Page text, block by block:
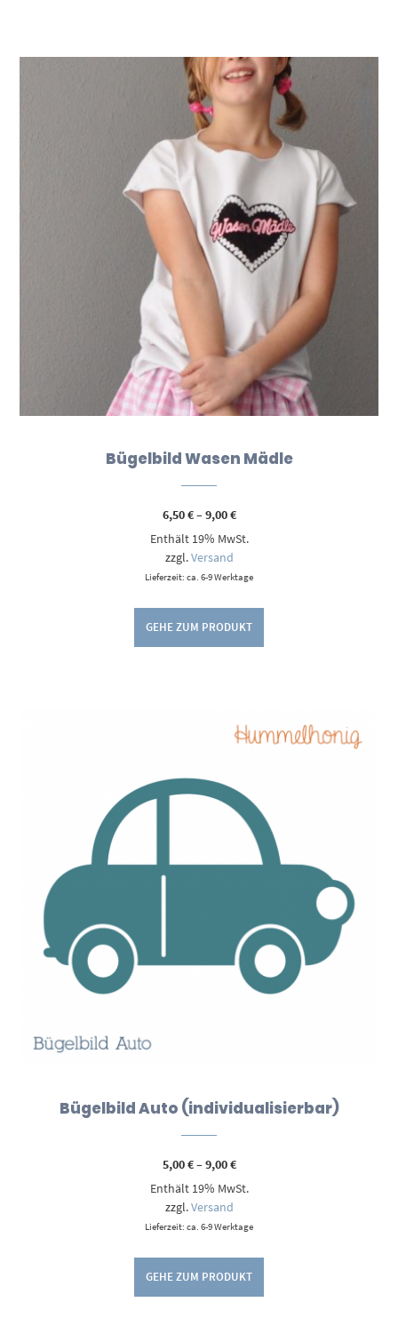
Bügelbild Wasen Mädle
6,50€–9,00€Preisspanne:
bis
Enthält 19% MwSt.
zzgl.Versand
Lieferzeit: ca. 6-9 Werktage
GEHE ZUM PRODUKT
Bügelbild Auto (individualisierbar)
5,00€–9,00€Preisspanne:
bis
Enthält 19% MwSt.
zzgl.Versand
Lieferzeit: ca. 6-9 Werktage
GEHE ZUM PRODUKT